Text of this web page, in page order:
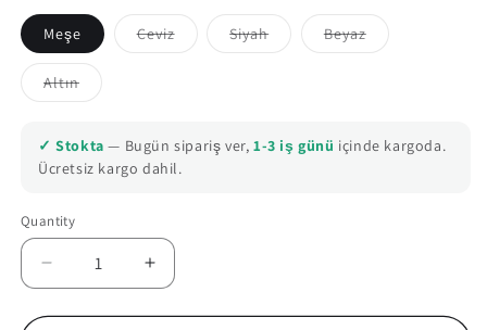
Meşe Ceviz
Variant
Siyah
Variant
Beyaz
Variant
Altın
Variant
or
unavailable
✓ Stokta — Bugün sipariş ver,1-3 iş günü içinde kargoda.
Ücretsiz kargo dahil.
Quantity
Quantity
Decrease
quantity
for
Increase
quantity
for